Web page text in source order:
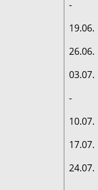
-
19.06.
26.06.
03.07.
-
10.07.
17.07.
24.07.